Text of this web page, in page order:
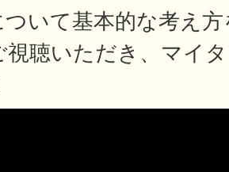
ついて基本的な考え
視聴いただき、マイ